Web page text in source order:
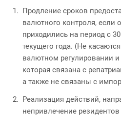
Продление сроков
валютного контроля, если
приходились на период с
текущего года. (Не
валютном регулировании
которая связана с
а также не связаны с
Реализация действий,
непривлечение